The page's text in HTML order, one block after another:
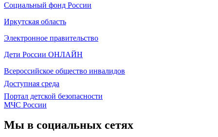
Социальный фонд России
Иркутская область
Электронное правительство
Дети России ОНЛАЙН
Всероссийское общество инвалидов
Доступная среда
Портал детской безопасности
МЧС России
Мы в социальных сетях